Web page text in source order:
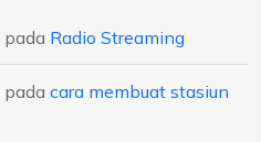
pada Radio Streaming
pada cara membuat stasiun